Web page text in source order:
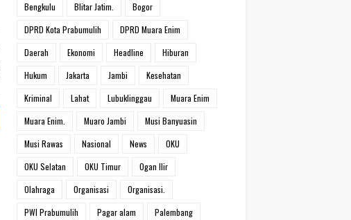
Bengkulu
Blitar Jatim.
Bogor
DPRD Kota Prabumulih
DPRD Muara Enim
Daerah
Ekonomi Headline
Hiburan
Hukum
Jakarta Jambi
Kesehatan
Kriminal
Lahat Lubuklinggau
Muara Enim
Muara Enim.
Muaro Jambi
Musi Banyuasin
Musi Rawas
Nasional News
OKU
OKU Selatan
OKU Timur
Ogan Ilir
Olahraga
Organisasi
Organisasi.
PWI Prabumulih
Pagar alam
Palembang